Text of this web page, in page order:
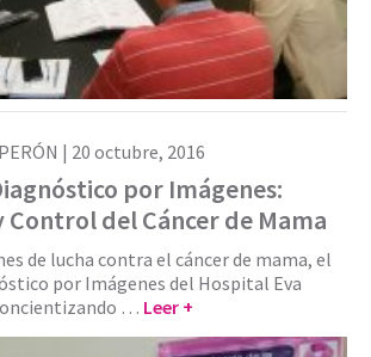
| 20 octubre, 2016
por Imágenes:
Control del Cáncer de Mama
de lucha contra el cáncer de mama, el
por Imágenes del Hospital Eva
… Leer +